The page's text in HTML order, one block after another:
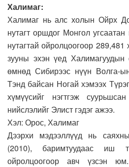
Халимаг:
Халимаг нь алс холын Ойрх
нутагт оршдог Монгол
нутагтай ойролцоогоор
зууны эхэн үед Халимагуудын
өмнөд Сибирээс нүүн Волга-
Тэнд байсан Ногай хэмээх
хүмүүсийг нэгтгэж
нийслэлийг Элист гэдэг ажээ.
Хэл: Орос, Халимаг
Дээрхи мэдээллүүд нь
(2010), баримтуудаас иш
ойролцоогоор авч үзсэн